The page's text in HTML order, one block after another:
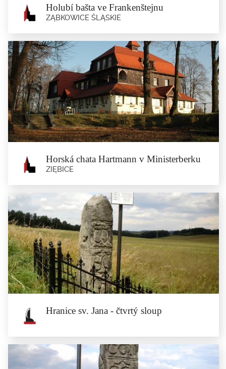
Holubí bašta ve Frankenštejnu
ZĄBKOWICE ŚLĄSKIE
Holubí bašta ve Frankenštejnu
Ząbkowice Śląskie
Holubí bašta je součástí obranných stěn z konce 13....
Horská chata Hartmann v Ministerberku
ZIĘBICE
Horská chata Hartmann v
Ministerberku
Ziębice
Horská chata postavená v roce 1911 na štítu Parkové hory jako...
Hranice sv. Jana - čtvrtý sloup